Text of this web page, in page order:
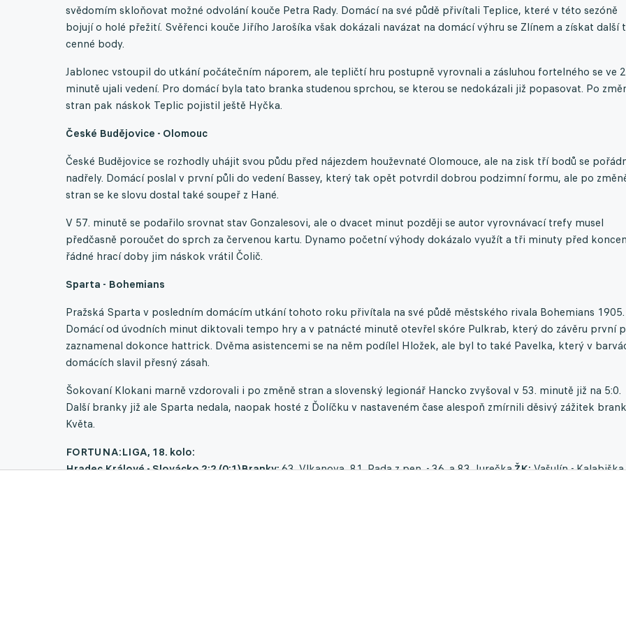
svědomím skloňovat možné odvolání kouče Petra Rady. Domácí na své půdě přivítali Teplice, které v této sezóně
bojují o holé přežití. Svěřenci kouče Jiřího Jarošíka však dokázali navázat na domácí výhru se Zlínem a získat další
cenné body.
Jablonec vstoupil do utkání počátečním náporem, ale tepličtí hru postupně vyrovnali a zásluhou fortelného se ve
minutě ujali vedení. Pro domácí byla tato branka studenou sprchou, se kterou se nedokázali již popasovat. Po
stran pak náskok Teplic pojistil ještě Hyčka.
České Budějovice - Olomouc
České Budějovice se rozhodly uhájit svou půdu před nájezdem houževnaté Olomouce, ale na zisk tří bodů se
nadřely. Domácí poslal v první půli do vedení Bassey, který tak opět potvrdil dobrou podzimní formu, ale po
stran se ke slovu dostal také soupeř z Hané.
V 57. minutě se podařilo srovnat stav Gonzalesovi, ale o dvacet minut později se autor vyrovnávací trefy musel
předčasně poroučet do sprch za červenou kartu. Dynamo početní výhody dokázalo využít a tři minuty před
řádné hrací doby jim náskok vrátil Čolič.
Sparta - Bohemians
Pražská Sparta v posledním domácím utkání tohoto roku přivítala na své půdě městského rivala Bohemians 1905.
Domácí od úvodních minut diktovali tempo hry a v patnácté minutě otevřel skóre Pulkrab, který do závěru první
zaznamenal dokonce hattrick. Dvěma asistencemi se na něm podílel Hložek, ale byl to také Pavelka, který v
domácích slavil přesný zásah.
Šokovaní Klokani marně vzdorovali i po změně stran a slovenský legionář Hancko zvyšoval v 53. minutě již na 5:0.
Další branky již ale Sparta nedala, naopak hosté z Ďolíčku v nastaveném čase alespoň zmírnili děsivý zážitek
Květa.
FORTUNA:LIGA, 18. kolo:
Hradec Králové - Slovácko 2:2 (0:1)Branky:63. Vlkanova, 81. Rada z pen. - 36. a 83. Jurečka.ŽK:Vašulín - Kalabiška,